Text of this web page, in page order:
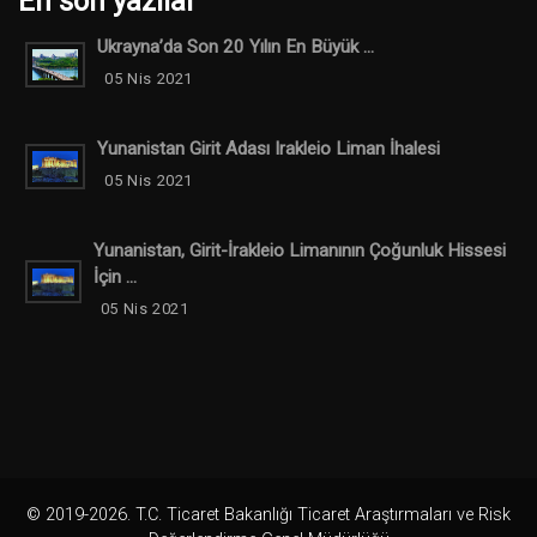
Ukrayna’da Son 20 Yılın En Büyük ...
05 Nis 2021
Yunanistan Girit Adası Irakleio Liman İhalesi
05 Nis 2021
Yunanistan, Girit-İrakleio Limanının Çoğunluk Hissesi
İçin ...
05 Nis 2021
© 2019-2026. T.C. Ticaret Bakanlığı Ticaret Araştırmaları ve Risk